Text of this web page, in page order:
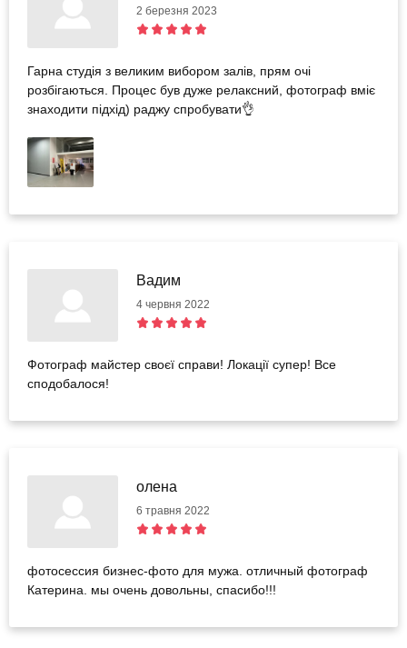
2 березня 2023
Гарна студія з великим вибором залів, прям очі
розбігаються. Процес був дуже релаксний, фотограф вміє
знаходити підхід) раджу спробувати👌
Вадим
4 червня 2022
Фотограф майстер своєї справи! Локації супер! Все
сподобалося!
олена
6 травня 2022
фотосессия бизнес-фото для мужа. отличный фотограф
Катерина. мы очень довольны, спасибо!!!